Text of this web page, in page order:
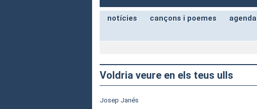
notícies cançons i poemes agenda
Voldria veure en els teus ulls
Josep Janés